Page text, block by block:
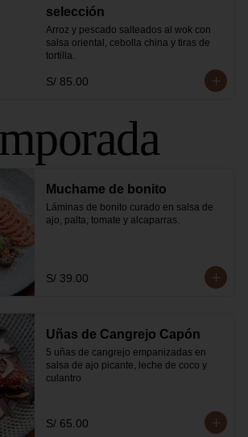
selección
Arroz y pescado salteados al wok con
salsa oriental, cebolla china y tiras de
tortilla.
S/ 85.00
Muchame de bonito
Láminas de bonito curado en salsa de
ajo, palta, tomate y alcaparras.
S/ 39.00
Uñas de Cangrejo Capón
5 uñas de cangrejo empanizadas en
salsa de ajo picante, leche de coco y
culantro
S/ 65.00